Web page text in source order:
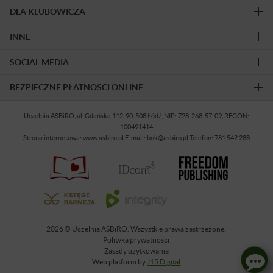
DLA KLUBOWICZA
INNE
SOCIAL MEDIA
BEZPIECZNE PŁATNOŚCI ONLINE
Uczelnia ASBiRO, ul. Gdańska 112, 90-508 Łódź, NIP: 728-268-57-09, REGON:
100491414
Strona internetowa: www.asbiro.pl E-mail: bok@asbiro.pl Telefon: 781 542 288
2026 © Uczelnia ASBiRO. Wszystkie prawa zastrzeżone.
Polityka prywatności
Zasady użytkowania
Web platform by J15 Digital